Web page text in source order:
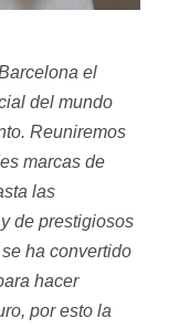
el
del mundo
Reuniremos
marcas de
las
de prestigiosos
se ha convertido
hacer
por esto la